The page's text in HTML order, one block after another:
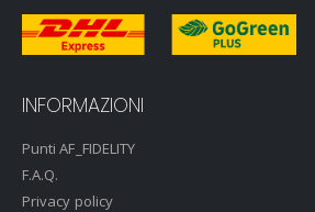
INFORMAZIONI
Punti AF_FIDELITY
F.A.Q.
Privacy policy